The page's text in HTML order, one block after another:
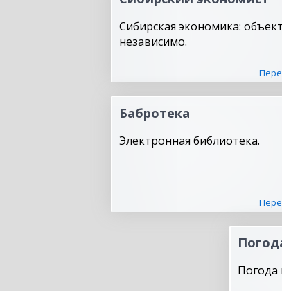
Сибирская экономика:
независимо.
Бабротека
Электронная библиотека.
Погода